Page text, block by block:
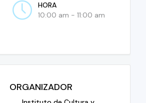
HORA
10:00 am - 11:00 am
ORGANIZADOR